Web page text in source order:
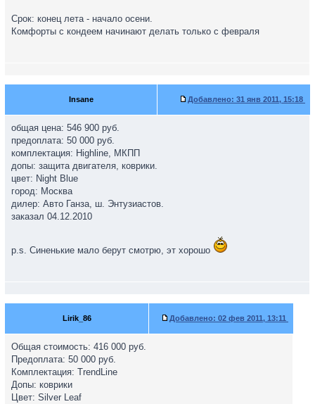
Срок: конец лета - начало осени.
Комфорты с кондеем начинают делать только с февраля
Insane Добавлено: 31 янв 2011, 15:18
общая цена: 546 900 руб.
предоплата: 50 000 руб.
комплектация: Highline, МКПП
допы: защита двигателя, коврики.
цвет: Night Blue
город: Москва
дилер: Авто Ганза, ш. Энтузиастов.
заказал 04.12.2010
p.s. Синенькие мало берут смотрю, эт хорошо
Lirik_86 Добавлено: 02 фев 2011, 13:11
Общая стоимость: 416 000 руб.
Предоплата: 50 000 руб.
Комплектация: TrendLine
Допы: коврики
Цвет: Silver Leaf